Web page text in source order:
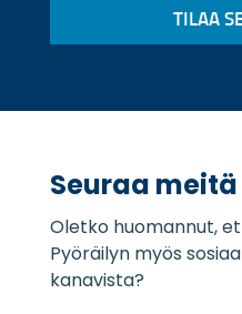
s
*
o
o
s
l
o
s
TILAA
Seuraa
Oletko huomannut,
Pyöräilyn myös
kanavista?